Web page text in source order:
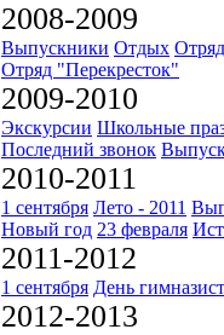
2008-2009
Выпускники Отдых
Отряд "Перекресток"
2009-2010
Экскурсии Школьные
Последний звонок
2010-2011
1 сентября Лето - 2011
Новый год 23 февраля
2011-2012
1 сентября День
2012-2013